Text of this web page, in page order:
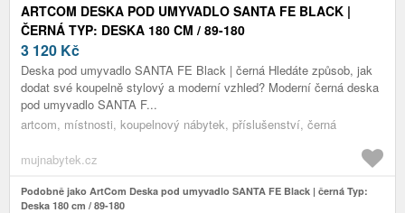
ARTCOM DESKA POD UMYVADLO SANTA FE BLACK |
ČERNÁ TYP: DESKA 180 CM / 89-180
3 120 Kč
Deska pod umyvadlo SANTA FE Black | černá Hledáte způsob, jak
dodat své koupelně stylový a moderní vzhled? Moderní černá deska
pod umyvadlo SANTA F...
artcom, místnosti, koupelnový nábytek, příslušenství, černá
mujnabytek.cz
Podobně jako ArtCom Deska pod umyvadlo SANTA FE Black | černá Typ:
Deska 180 cm / 89-180